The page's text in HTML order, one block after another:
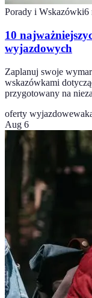
Porady i Wskazówki6
10
wyjazdowych
Zaplanuj swoje
wskazówkami
przygotowany na
oferty wyjazdowe
Aug 6